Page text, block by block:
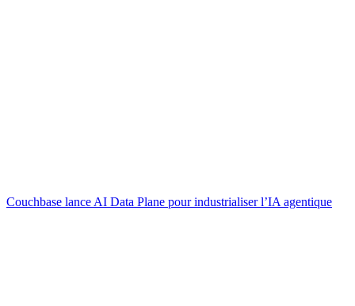
Couchbase lance AI Data Plane pour industrialiser l’IA agentique